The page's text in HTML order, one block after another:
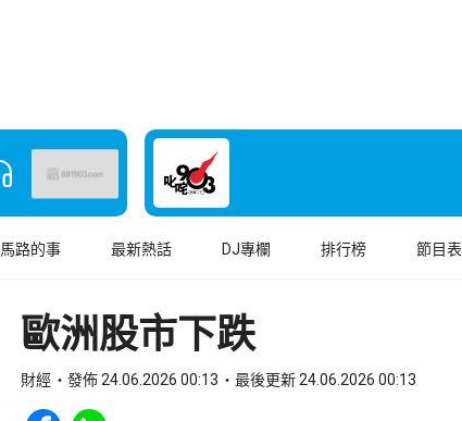
馬路的事 最新熱話 DJ專欄 排行榜 節目表
歐洲股市下跌
財經 發佈 24.06.2026 00:13 最後更新 24.06.2026 00:13
Share to Facebook
Share to WhatsApp